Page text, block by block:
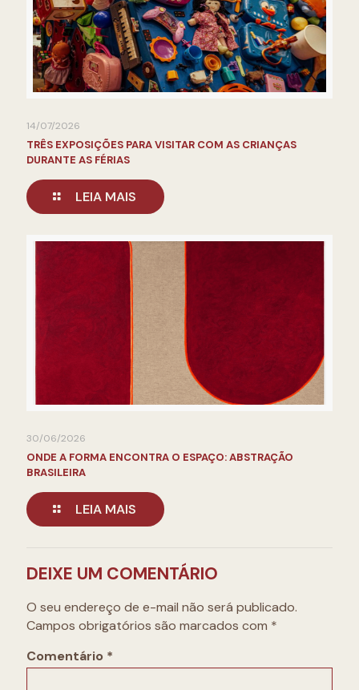
14/07/2026
TRÊS EXPOSIÇÕES PARA VISITAR COM AS CRIANÇAS
DURANTE AS FÉRIAS
LEIA MAIS
30/06/2026
ONDE A FORMA ENCONTRA O ESPAÇO: ABSTRAÇÃO
BRASILEIRA
LEIA MAIS
DEIXE UM COMENTÁRIO
O seu endereço de e-mail não será publicado.
Campos obrigatórios são marcados com *
Comentário *